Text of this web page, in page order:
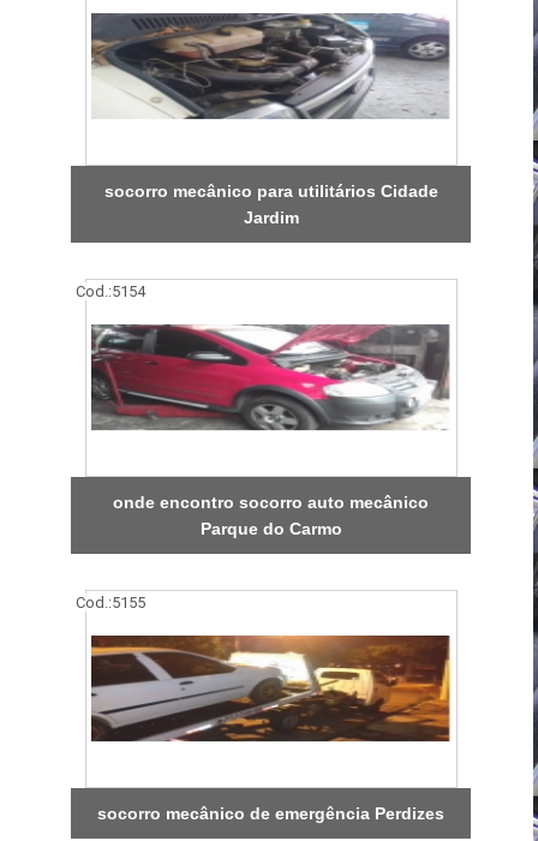
socorro mecânico para utilitários Cidade
Jardim
Cod.:5154
onde encontro socorro auto mecânico
Parque do Carmo
Cod.:5155
socorro mecânico de emergência Perdizes